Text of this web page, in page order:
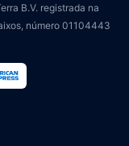
B.V. registrada na
número 01104443